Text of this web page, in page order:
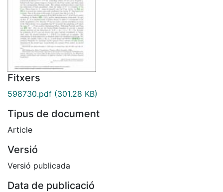
Fitxers
598730.pdf (301.28 KB)
Tipus de document
Article
Versió
Versió publicada
Data de publicació